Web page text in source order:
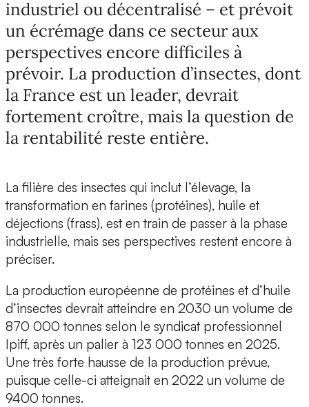
industriel ou décentralisé – et prévoit
un écrémage dans ce secteur aux
perspectives encore difficiles à
prévoir. La production d’insectes, dont
la France est un leader, devrait
fortement croître, mais la question de
la rentabilité reste entière.
La filière des insectes qui inclut l’élevage, la
transformation en farines (protéines), huile et
déjections (frass), est en train de passer à la phase
industrielle, mais ses perspectives restent encore à
préciser.
La production européenne de protéines et d’huile
d’insectes devrait atteindre en 2030 un volume de
870 000 tonnes selon le syndicat professionnel
Ipiff, après un palier à 123 000 tonnes en 2025.
Une très forte hausse de la production prévue,
puisque celle-ci atteignait en 2022 un volume de
9400 tonnes.